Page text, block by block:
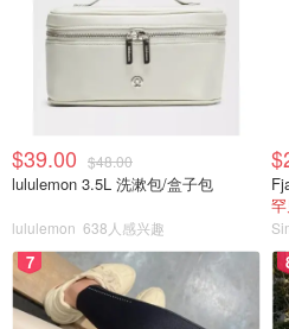
$39.00 $48.00
lululemon 3.5L 洗漱包/盒子包
lululemon 638人感兴趣
7